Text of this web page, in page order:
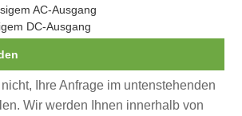
AC-Ausgang
DC-Ausgang
Ihre Anfrage im untenstehenden
Wir werden Ihnen innerhalb von